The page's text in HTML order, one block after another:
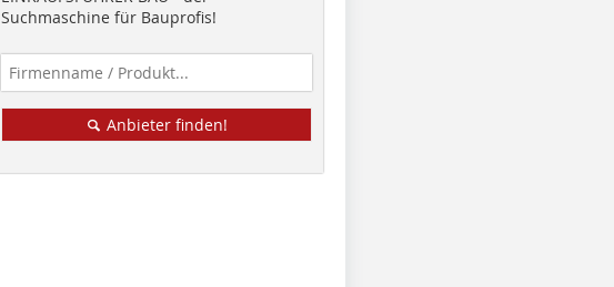
Suchmaschine für Bauprofis!
Anbieter finden!